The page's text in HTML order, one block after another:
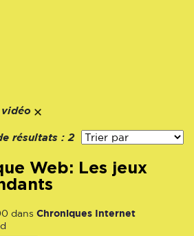
vidéo
résultats : 2
dans Chroniques Internet